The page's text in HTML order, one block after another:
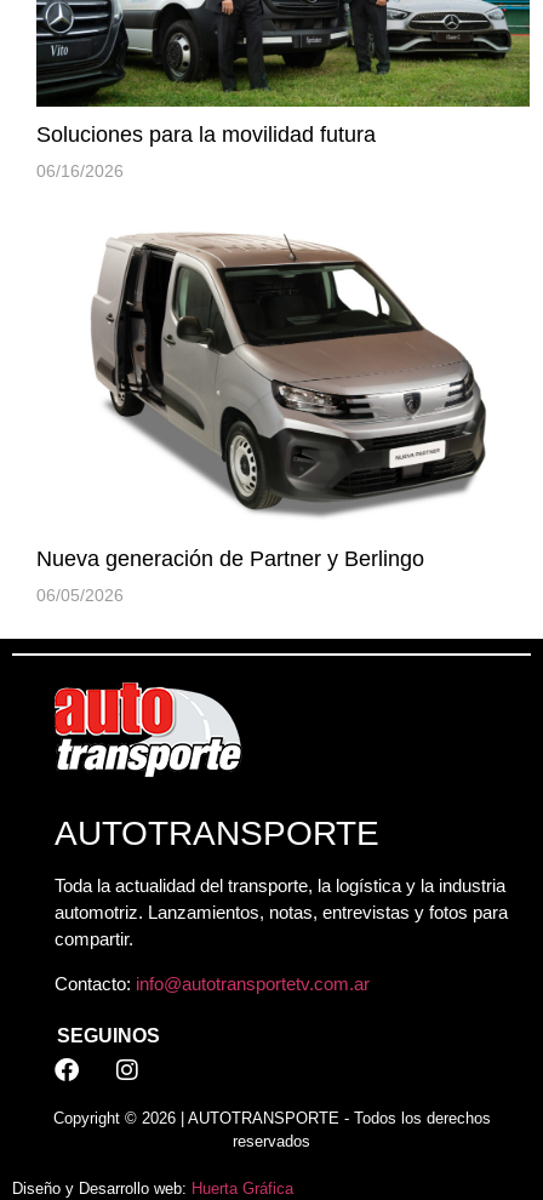
Soluciones para la movilidad futura
06/16/2026
Nueva generación de Partner y Berlingo
06/05/2026
AUTOTRANSPORTE
Toda la actualidad del transporte, la logística y la industria
automotriz. Lanzamientos, notas, entrevistas y fotos para
compartir.
Contacto: info@autotransportetv.com.ar
SEGUINOS
Copyright © 2026 | AUTOTRANSPORTE - Todos los derechos
reservados
Diseño y Desarrollo web: Huerta Gráfica